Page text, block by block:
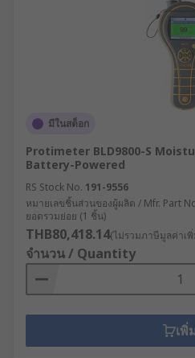
มีในสต็อก
Protimeter BLD9800-S
Battery-Powered
RS Stock No. 191-9556
หมายเลขชิ้นส่วนของผู้ผลิต / Mfr. Part
ยอดรวมย่อย (1 ชิ้น)
THB80,418.14(ไม่รวมภาษีมูลค่าเ
จำนวน / Quantity
เพิ่